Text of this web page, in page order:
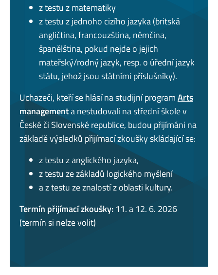
z testu z matematiky
z testu z jednoho cizího jazyka (britská
angličtina, francouzština, němčina,
španělština, pokud nejde o jejich
mateřský/rodný jazyk, resp. o úřední jazyk
státu, jehož jsou státními příslušníky).
Uchazeči, kteří se hlásí na studijní programArts
managementa nestudovali na střední škole v
České či Slovenské republice, budou přijímáni na
základě výsledků přijímací zkoušky skládající se:
z testu z anglického jazyka,
z testu ze základů logického myšlení
a z testu ze znalostí z oblasti kultury.
Termín přijímací zkoušky: 11. a 12. 6. 2026
(termín si nelze volit)